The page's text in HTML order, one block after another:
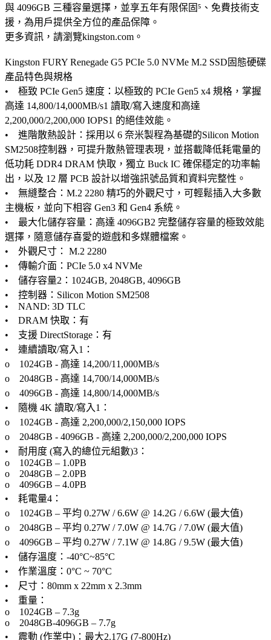
與 4096GB 三種容量選擇，並享五年有限保固⁵、免費技術支
援，為用戶提供全方位的產品保障。
更多資訊，請瀏覽kingston.com。
Kingston FURY Renegade G5 PCIe 5.0 NVMe M.2 SSD固態硬碟
產品特色與規格
• 極致 PCIe Gen5 速度：以極致的 PCIe Gen5 x4 規格，掌握
高達 14,800/14,000MB/s1 讀取/寫入速度和高達
2,200,000/2,200,000 IOPS1 的絕佳效能。
• 進階散熱設計：採用以 6 奈米製程為基礎的Silicon Motion
SM2508控制器，可提升散熱管理表現，並搭載降低耗電量的
低功耗 DDR4 DRAM 快取，獨立 Buck IC 確保穩定的功率輸
出，以及 12 層 PCB 設計以增強訊號品質和資料完整性。
• 無縫整合：M.2 2280 精巧的外觀尺寸，可輕鬆插入大多數
主機板，並向下相容 Gen3 和 Gen4 系統。
• 最大化儲存容量：高達 4096GB2 完整儲存容量的極致效能
選擇，隨意儲存喜愛的遊戲和多媒體檔案。
• 外觀尺寸： M.2 2280
• 傳輸介面：PCIe 5.0 x4 NVMe
• 儲存容量2：1024GB, 2048GB, 4096GB
• 控制器：Silicon Motion SM2508
• NAND: 3D TLC
• DRAM 快取：有
• 支援 DirectStorage：有
• 連續讀取/寫入1：
o 1024GB - 高達 14,200/11,000MB/s
o 2048GB - 高達 14,700/14,000MB/s
o 4096GB - 高達 14,800/14,000MB/s
• 隨機 4K 讀取/寫入1：
o 1024GB - 高達 2,200,000/2,150,000 IOPS
o 2048GB - 4096GB - 高達 2,200,000/2,200,000 IOPS
• 耐用度 (寫入的總位元組數)3：
o 1024GB – 1.0PB
o 2048GB – 2.0PB
o 4096GB – 4.0PB
• 耗電量4：
o 1024GB – 平均 0.27W / 6.6W @ 14.2G / 6.6W (最大值)
o 2048GB – 平均 0.27W / 7.0W @ 14.7G / 7.0W (最大值)
o 4096GB – 平均 0.27W / 7.1W @ 14.8G / 9.5W (最大值)
• 儲存溫度：-40°C~85°C
• 作業溫度：0°C ~ 70°C
• 尺寸：80mm x 22mm x 2.3mm
• 重量：
o 1024GB – 7.3g
o 2048GB-4096GB – 7.7g
• 震動 (作業中)：最大2.17G (7-800Hz)